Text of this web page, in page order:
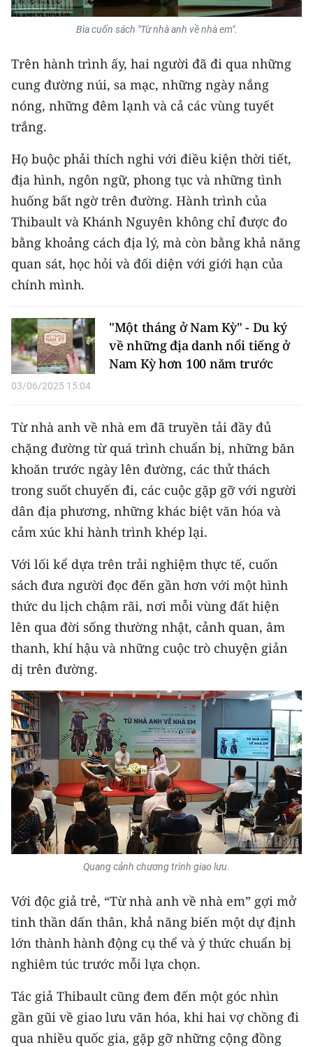
Bìa cuốn sách "Từ nhà anh về nhà em".
Trên hành trình ấy, hai người đã đi qua những
cung đường núi, sa mạc, những ngày nắng
nóng, những đêm lạnh và cả các vùng tuyết
trắng.
Họ buộc phải thích nghi với điều kiện thời tiết,
địa hình, ngôn ngữ, phong tục và những tình
huống bất ngờ trên đường. Hành trình của
Thibault và Khánh Nguyên không chỉ được đo
bằng khoảng cách địa lý, mà còn bằng khả năng
quan sát, học hỏi và đối diện với giới hạn của
chính mình.
"Một tháng ở Nam Kỳ" - Du ký
về những địa danh nổi tiếng ở
Nam Kỳ hơn 100 năm trước
03/06/2025 15:04
Từ nhà anh về nhà em đã truyền tải đầy đủ
chặng đường từ quá trình chuẩn bị, những băn
khoăn trước ngày lên đường, các thử thách
trong suốt chuyến đi, các cuộc gặp gỡ với người
dân địa phương, những khác biệt văn hóa và
cảm xúc khi hành trình khép lại.
Với lối kể dựa trên trải nghiệm thực tế, cuốn
sách đưa người đọc đến gần hơn với một hình
thức du lịch chậm rãi, nơi mỗi vùng đất hiện
lên qua đời sống thường nhật, cảnh quan, âm
thanh, khí hậu và những cuộc trò chuyện giản
dị trên đường.
Quang cảnh chương trình giao lưu.
Với độc giả trẻ, “Từ nhà anh về nhà em” gợi mở
tinh thần dấn thân, khả năng biến một dự định
lớn thành hành động cụ thể và ý thức chuẩn bị
nghiêm túc trước mỗi lựa chọn.
Tác giả Thibault cũng đem đến một góc nhìn
gần gũi về giao lưu văn hóa, khi hai vợ chồng đi
qua nhiều quốc gia, gặp gỡ những cộng đồng